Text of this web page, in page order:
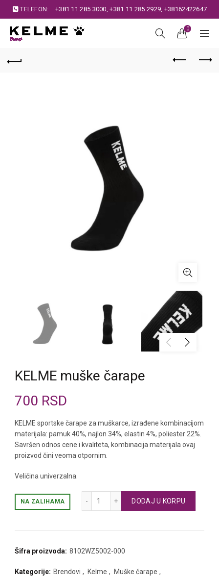
TELEFON: +381 11 285 3000,+381 11 285 2929, +38162422647
0
KELME muške čarape
700 RSD
KELME sportske čarape za muškarce, izrađene kombinacijom
materijala: pamuk 40%, najlon 34%, elastin 4%, poliester 22%.
Savršen odnos cene i kvaliteta, kombinacija materijala ovaj
proizvod čini veoma otpornim.
Veličina univerzalna.
NA ZALIHAMA
KELME muške čarape količina
DODAJ U KORPU
Šifra proizvoda: 8102WZ5002-000
Kategorije: Brendovi , Kelme , Muške čarape ,